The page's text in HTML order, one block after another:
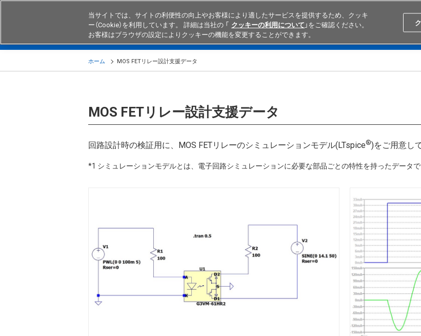
Japan
製品 業界・用途別商品 知る・学ぶ テクニカルサポート
ホーム MOS FETリレー設計支援データ
MOS FETリレー設計支援データ
回路設計時の検証用に、MOS FETリレーのシミュレーションモデル(LTspice®)をご用意し
*1 シミュレーションモデルとは、電子回路シミュレーションに必要な部品ごとの特性を持ったデータで
当サイトでは、サイトの利便性の向上やお客様により適したサービスを提供するため、クッキ
ー（Cookie）を利用しています。 詳細は当社の 「 クッキーの利用について 」をご確認ください。
お客様はブラウザの設定によりクッキーの機能を変更することができます。